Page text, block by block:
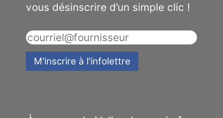
vous désinscrire d’un simple clic !